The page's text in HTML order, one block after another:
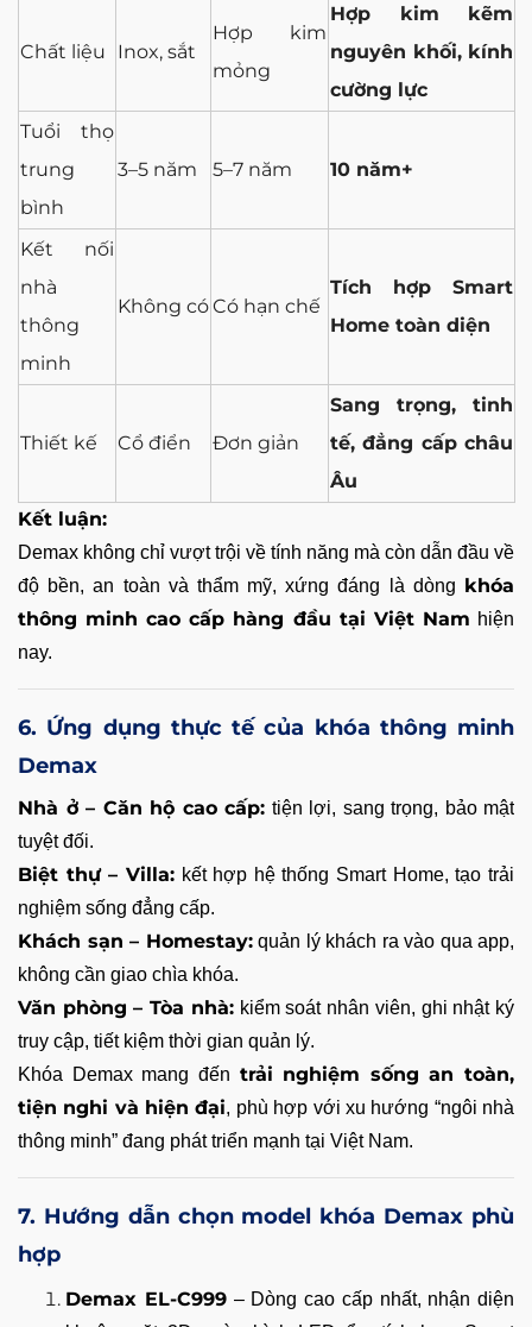
Chất liệu Inox, sắt
Hợp kim
mỏng
Hợp kim kẽm
nguyên khối, kính
cường lực
Tuổi thọ
trung
bình
3–5 năm 5–7 năm 10 năm+
Kết nối
nhà
thông
minh
Không cóCó hạn chế
Tích hợp Smart
Home toàn diện
Thiết kế Cổ điển Đơn giản
Sang trọng, tinh
tế, đẳng cấp châu
Âu
Kết luận:
Demax không chỉ vượt trội về tính năng mà còn dẫn đầu về
độ bền, an toàn và thẩm mỹ, xứng đáng là dòng khóa
thông minh cao cấp hàng đầu tại Việt Nam hiện
nay.
6. Ứng dụng thực tế của khóa thông minh
Demax
Nhà ở – Căn hộ cao cấp: tiện lợi, sang trọng, bảo mật
tuyệt đối.
Biệt thự – Villa:kết hợp hệ thống Smart Home, tạo trải
nghiệm sống đẳng cấp.
Khách sạn – Homestay:quản lý khách ra vào qua app,
không cần giao chìa khóa.
Văn phòng – Tòa nhà:kiểm soát nhân viên, ghi nhật ký
truy cập, tiết kiệm thời gian quản lý.
Khóa Demax mang đến trải nghiệm sống an toàn,
tiện nghi và hiện đại, phù hợp với xu hướng “ngôi nhà
thông minh” đang phát triển mạnh tại Việt Nam.
7. Hướng dẫn chọn model khóa Demax phù
hợp
Demax EL-C999– Dòng cao cấp nhất, nhận diện